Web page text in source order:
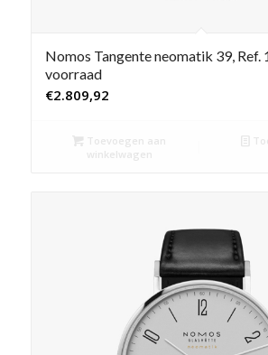
Nomos Tangente neomatik 39, Ref.
voorraad
€2.809,92
Toevoegen aan
winkelwagen